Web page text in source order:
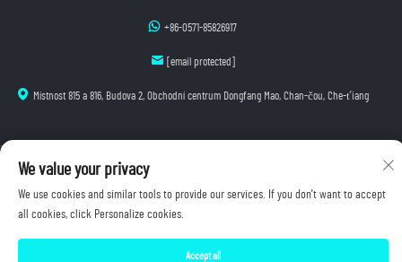
+86-0571-85826917
[email protected]
Místnost 815 a 816, Budova 2, Obchodní centrum Dongfang Mao, Chan-čou, Che-ťiang
Autorská práva © 2025 Hangzhou Junting Luminescence Technology Co., Ltd. Všechna práva
Zásady ochrany osobních údajů
We value your privacy
We use cookies and similar tools to provide our services. If you don't want to accept
all cookies, click Personalize cookies.
Accept all